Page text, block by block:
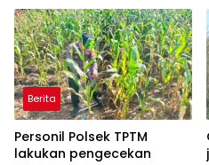
pipil di wilayah hukum
Polsek TPTM
Berita
Personil Polsek TPTM
lakukan pengecekan